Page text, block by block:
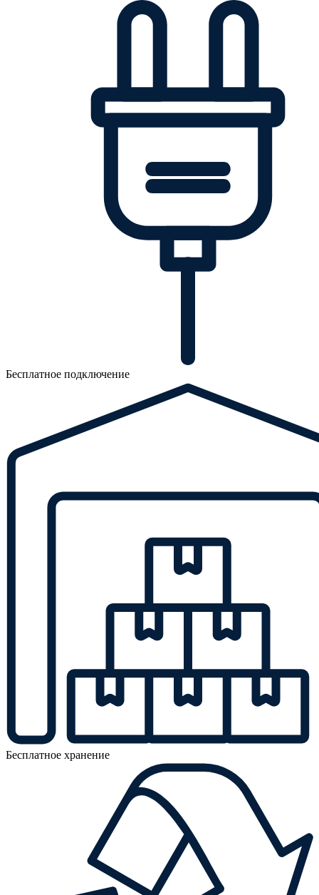
Бесплатное подключение
Бесплатное хранение